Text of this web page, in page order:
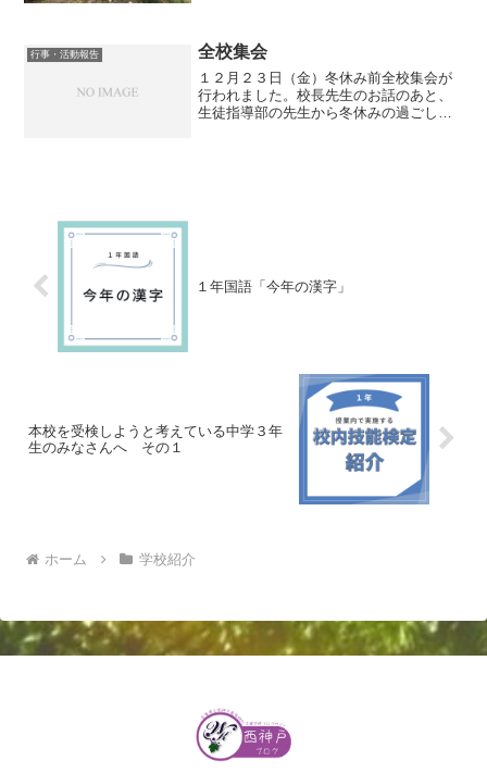
リニューアルの目玉である...
行事・活動報告 全校集会
１２月２３日（金）冬休み前全校集会が
行われました。校長先生のお話のあと、
生徒指導部の先生から冬休みの過ごし方
１年国語「今年の漢字」
本校を受検しようと考えている中学３年
生のみなさんへ その１
ホーム 学校紹介